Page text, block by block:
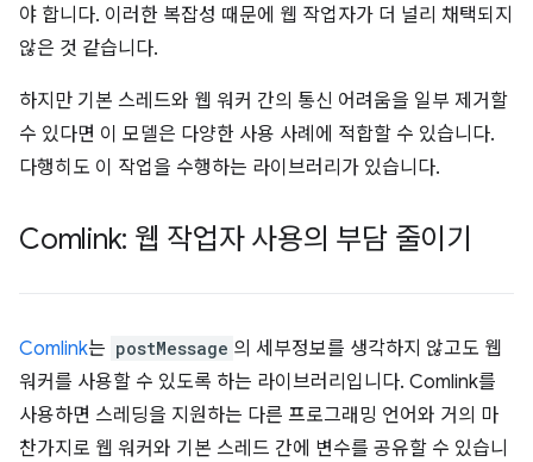
야 합니다. 이러한 복잡성 때문에 웹 작업자가 더 널리 채택되지
않은 것 같습니다.
하지만 기본 스레드와 웹 워커 간의 통신 어려움을 일부 제거할
수 있다면 이 모델은 다양한 사용 사례에 적합할 수 있습니다.
다행히도 이 작업을 수행하는 라이브러리가 있습니다.
Comlink: 웹 작업자 사용의 부담 줄이기
Comlink는 postMessage 의 세부정보를 생각하지 않고도 웹
워커를 사용할 수 있도록 하는 라이브러리입니다. Comlink를
사용하면 스레딩을 지원하는 다른 프로그래밍 언어와 거의 마
찬가지로 웹 워커와 기본 스레드 간에 변수를 공유할 수 있습니